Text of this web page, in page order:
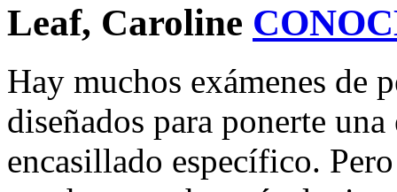
Leaf, Caroline
Hay muchos exámenes de
diseñados para ponerte
encasillado específico.